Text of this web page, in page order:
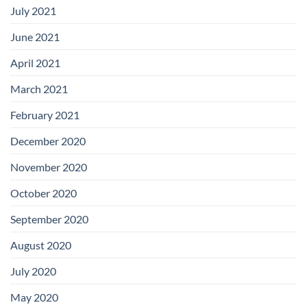
July 2021
June 2021
April 2021
March 2021
February 2021
December 2020
November 2020
October 2020
September 2020
August 2020
July 2020
May 2020